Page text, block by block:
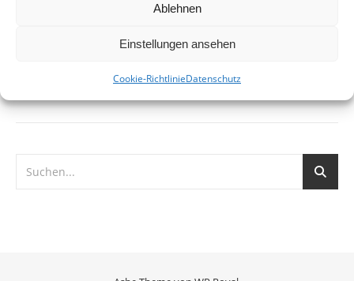
Ablehnen
Einstellungen ansehen
Cookie-RichtlinieDatenschutz